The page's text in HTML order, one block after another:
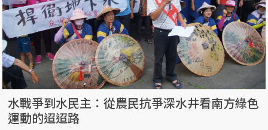
水戰爭到水民主：從農民抗爭深水井看南方綠色
運動的迢迢路